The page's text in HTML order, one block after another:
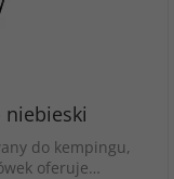
niebieski
do kempingu,
oferuje…